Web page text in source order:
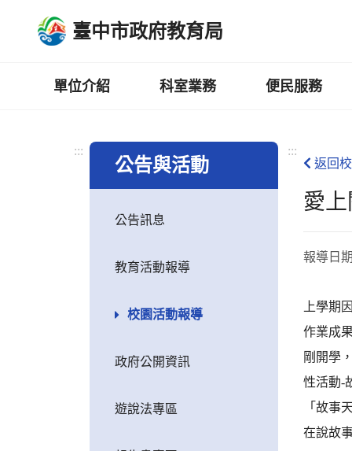
臺中市政府教育局
單位介紹 科室業務 便民服務
:::
公告與活動
公告訊息
教育活動報導
校園活動報導
政府公開資訊
遊說法專區
:::
返回
愛
報導日
上學期
作業成
剛開學
性活動-
「故事
在說故